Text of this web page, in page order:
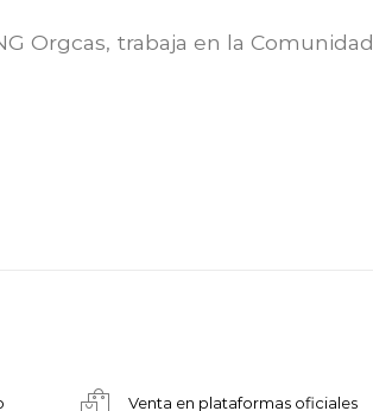
Orgcas, trabaja en la Comunidad
Venta en plataformas oficiales